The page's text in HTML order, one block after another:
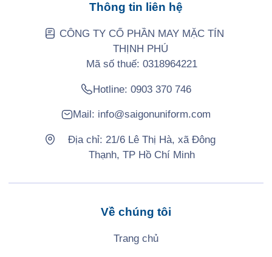
Thông tin liên hệ
CÔNG TY CỔ PHẦN MAY MẶC TÍN
THỊNH PHÚ
Mã số thuế: 0318964221
Hotline: 0903 370 746
Mail: info@saigonuniform.com
Địa chỉ: 21/6 Lê Thị Hà, xã Đông
Thạnh, TP Hồ Chí Minh
Về chúng tôi
Trang chủ